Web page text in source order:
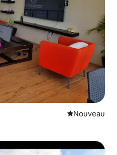
Nouvel
Nouveau